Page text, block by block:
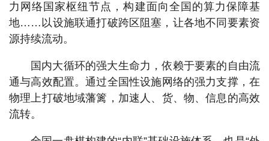
力网络国家枢纽节点，构建面向全国的算力保障基
地……以设施联通打破跨区阻塞，让各地不同要素资
源持续流动。
国内大循环的强大生命力，依赖于要素的自由流
通与高效配置。通过全国性设施网络的强力支撑，在
物理上打破地域藩篱，加速人、货、物、信息的高效
流转。